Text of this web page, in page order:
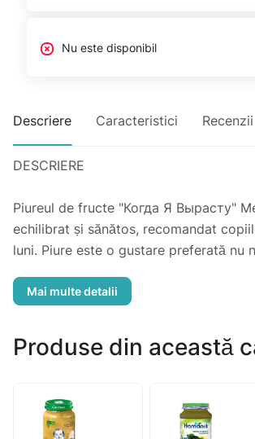
Nu este disponibil
Descriere Caracteristici Recenzii
DESCRIERE
Piureul de fructe "Когда Я Вырасту"
echilibrat și sănătos, recomandat
luni. Piure este o gustare preferată nu
și adulți care susțin un stil de viață
modernă, în conformitate cu cerințele
pentru hrana pentru copii.
Ingrediente: piure de mere, frisca,
sterilizat. Elaborat din piure concentrat.
Produse din această